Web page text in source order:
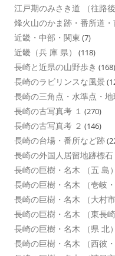
江戸期のみさき道 （往路後
烽火山のかま跡・番所道
近畿・中部・関東 (7)
近畿（兵 庫 県） (118)
長崎と近県の山野歩き (168)
長崎のラビリンスな風景
長崎の三角点・水準点・
長崎の古写真考 １ (270)
長崎の古写真考 ２ (146)
長崎の台場・番所など跡
長崎の外国人居留地跡標石
長崎の巨樹・名木 （五 島）
長崎の巨樹・名木 （壱岐・
長崎の巨樹・名木 （大村市
長崎の巨樹・名木 （東長崎
長崎の巨樹・名木 （県 北）
長崎の巨樹・名木 （西彼・